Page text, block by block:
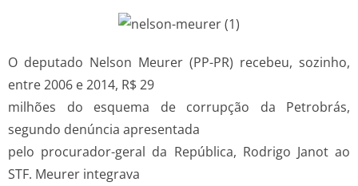
O deputado Nelson Meurer (PP-PR) recebeu, sozinho,
entre 2006 e 2014, R$ 29
milhões do esquema de corrupção da Petrobrás,
segundo denúncia apresentada
pelo procurador-geral da República, Rodrigo Janot ao
STF. Meurer integrava